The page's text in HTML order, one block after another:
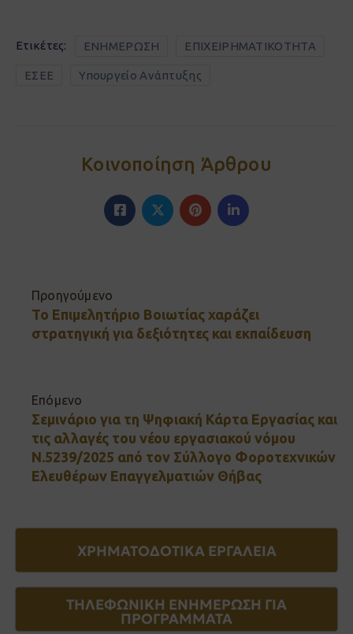
Ετικέτες: ΕΝΗΜΕΡΩΣΗ ΕΠΙΧΕΙΡΗΜΑΤΙΚΟΤΗΤΑ
ΕΣΕΕ Υπουργείο Ανάπτυξης
Κοινοποίηση Άρθρου
Προηγούμενο
Το Επιμελητήριο Βοιωτίας χαράζει
στρατηγική για δεξιότητες και εκπαίδευση
Επόμενο
Σεμινάριο για τη Ψηφιακή Κάρτα Εργασίας και
τις αλλαγές του νέου εργασιακού νόμου
Ν.5239/2025 από τον Σύλλογο Φοροτεχνικών
Ελευθέρων Επαγγελματιών Θήβας
ΧΡΗΜΑΤΟΔΟΤΙΚΑ ΕΡΓΑΛΕΙΑ
ΤΗΛΕΦΩΝΙΚΗ ΕΝΗΜΕΡΩΣΗ ΓΙΑ
ΠΡΟΓΡΑΜΜΑΤΑ